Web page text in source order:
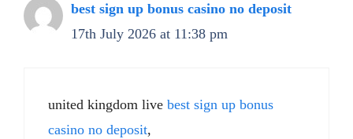
best sign up bonus casino no deposit
17th July 2026 at 11:38 pm
united kingdom live best sign up bonus
casino no deposit,